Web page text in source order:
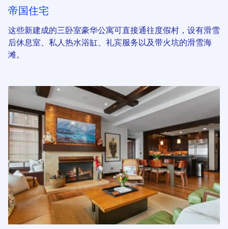
帝国住宅
这些新建成的三卧室豪华公寓可直接通往度假村，设有滑雪
后休息室、私人热水浴缸、礼宾服务以及带火坑的滑雪海
滩。